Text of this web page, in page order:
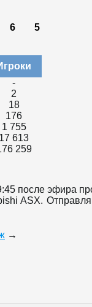
6 5
-
2
18
176
1 755
17 613
259
после эфира
ASX.
→